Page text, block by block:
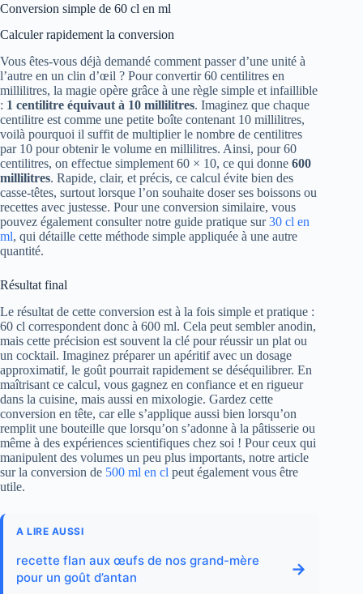
Conversion simple de 60 cl en ml
Calculer rapidement la conversion
Vous êtes-vous déjà demandé comment passer d’une unité à
l’autre en un clin d’œil ? Pour convertir 60 centilitres en
millilitres, la magie opère grâce à une règle simple et infaillible
: 1 centilitre équivaut à 10 millilitres. Imaginez que chaque
centilitre est comme une petite boîte contenant 10 millilitres,
voilà pourquoi il suffit de multiplier le nombre de centilitres
par 10 pour obtenir le volume en millilitres. Ainsi, pour 60
centilitres, on effectue simplement 60 × 10, ce qui donne 600
millilitres. Rapide, clair, et précis, ce calcul évite bien des
casse-têtes, surtout lorsque l’on souhaite doser ses boissons ou
recettes avec justesse. Pour une conversion similaire, vous
pouvez également consulter notre guide pratique sur30 cl en
ml, qui détaille cette méthode simple appliquée à une autre
quantité.
Résultat final
Le résultat de cette conversion est à la fois simple et pratique :
60 cl correspondent donc à 600 ml. Cela peut sembler anodin,
mais cette précision est souvent la clé pour réussir un plat ou
un cocktail. Imaginez préparer un apéritif avec un dosage
approximatif, le goût pourrait rapidement se déséquilibrer. En
maîtrisant ce calcul, vous gagnez en confiance et en rigueur
dans la cuisine, mais aussi en mixologie. Gardez cette
conversion en tête, car elle s’applique aussi bien lorsqu’on
remplit une bouteille que lorsqu’on s’adonne à la pâtisserie ou
même à des expériences scientifiques chez soi ! Pour ceux qui
manipulent des volumes un peu plus importants, notre article
sur la conversion de 500 ml en cl peut également vous être
utile.
A LIRE AUSSI
recette flan aux œufs de nos grand-mère
pour un goût d’antan
→